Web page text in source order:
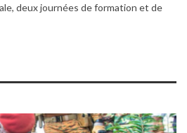
deux journées de formation et de